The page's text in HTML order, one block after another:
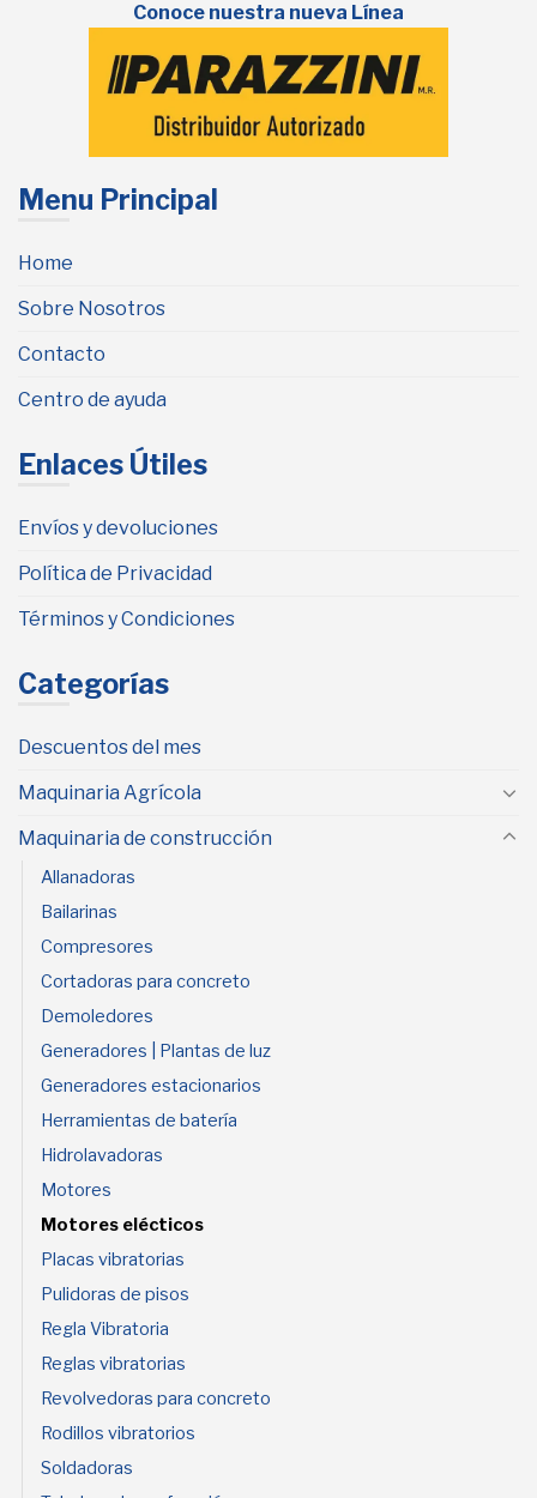
Conoce nuestra nueva Línea
Menu Principal
Home
Sobre Nosotros
Contacto
Centro de ayuda
Enlaces Útiles
Envíos y devoluciones
Política de Privacidad
Términos y Condiciones
Categorías
Descuentos del mes
Maquinaria Agrícola
Maquinaria de construcción
Allanadoras
Bailarinas
Compresores
Cortadoras para concreto
Demoledores
Generadores | Plantas de luz
Generadores estacionarios
Herramientas de batería
Hidrolavadoras
Motores
Motores elécticos
Placas vibratorias
Pulidoras de pisos
Regla Vibratoria
Reglas vibratorias
Revolvedoras para concreto
Rodillos vibratorios
Soldadoras